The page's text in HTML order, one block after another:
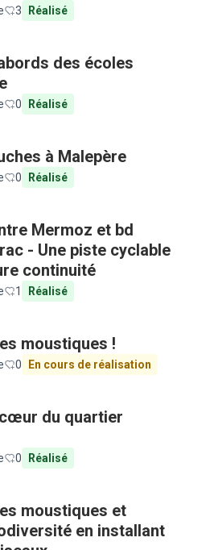
3 Réalisé
des écoles
0 Réalisé
à Malepère
0 Réalisé
Mermoz et bd
- Une piste cyclable
continuité
1 Réalisé
moustiques !
0 En cours de réalisation
du quartier
0 Réalisé
moustiques et
en installant